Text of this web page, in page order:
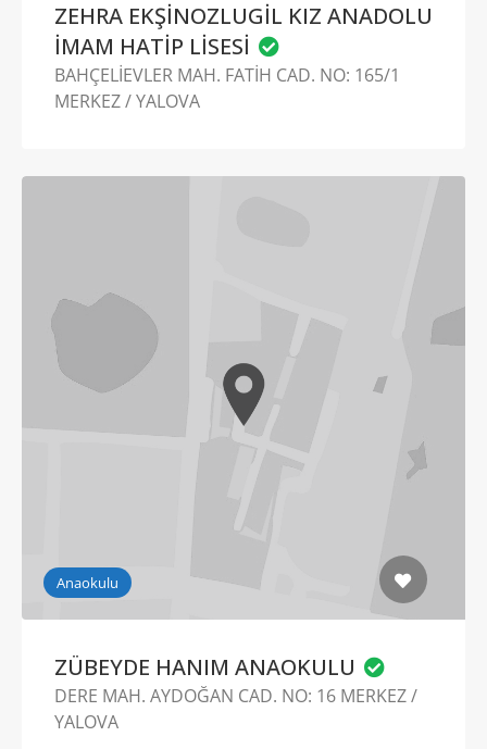
ZEHRA EKŞİNOZLUGİL KIZ ANADOLU
İMAM HATİP LİSESİ
BAHÇELİEVLER MAH. FATİH CAD. NO: 165/1
MERKEZ / YALOVA
Anaokulu
ZÜBEYDE HANIM ANAOKULU
DERE MAH. AYDOĞAN CAD. NO: 16 MERKEZ /
YALOVA